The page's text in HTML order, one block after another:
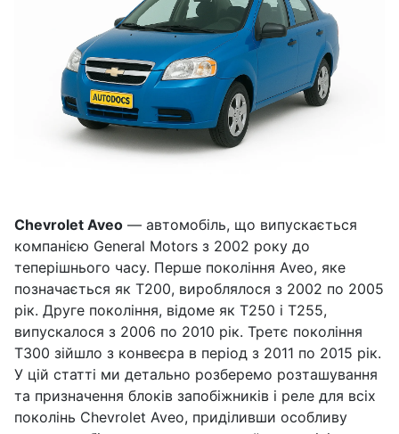
Chevrolet Aveo — автомобіль, що випускається
компанією General Motors з 2002 року до
теперішнього часу. Перше покоління Aveo, яке
позначається як T200, вироблялося з 2002 по 2005
рік. Друге покоління, відоме як T250 і T255,
випускалося з 2006 по 2010 рік. Третє покоління
T300 зійшло з конвеєра в період з 2011 по 2015 рік.
У цій статті ми детально розберемо розташування
та призначення блоків запобіжників і реле для всіх
поколінь Chevrolet Aveo, приділивши особливу